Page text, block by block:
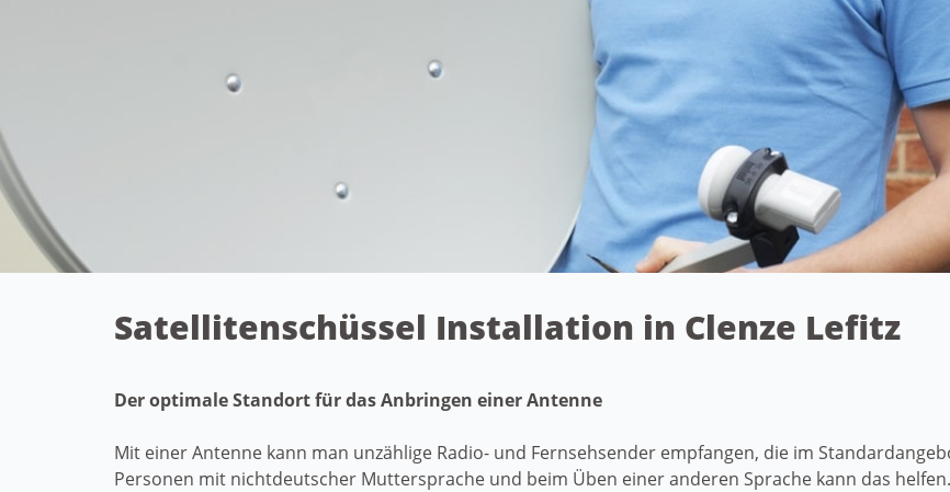
Satellitenschüssel Installation in Clenze Lefitz
Der optimale Standort für das Anbringen einer Antenne
Mit einer Antenne kann man unzählige Radio- und Fernsehsender empfangen, die im
Personen mit nichtdeutscher Muttersprache und beim Üben einer anderen Sprache kann das